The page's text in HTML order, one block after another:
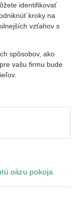
identifikovať
kroky na
vzťahov s
spôsobov, ako
vašu firmu bude
oázu pokoja